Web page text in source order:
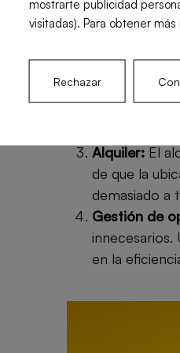
factores que
Costos
Alquiler: El
de que la
demasiado a
Gestión de
en la
mostrarte publicidad
visitadas). Para obtener
Rechazar